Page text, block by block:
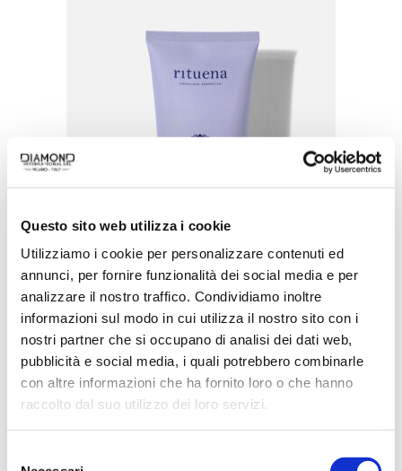
Questo sito web utilizza i cookie
Utilizziamo i cookie per personalizzare contenuti ed
annunci, per fornire funzionalità dei social media e per
analizzare il nostro traffico. Condividiamo inoltre
informazioni sul modo in cui utilizza il nostro sito con i
nostri partner che si occupano di analisi dei dati web,
pubblicità e social media, i quali potrebbero combinarle
con altre informazioni che ha fornito loro o che hanno
raccolto dal suo utilizzo dei loro servizi.
ACQUISTA PRODOTTO